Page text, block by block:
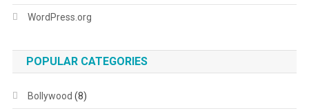
WordPress.org
POPULAR CATEGORIES
Bollywood (8)